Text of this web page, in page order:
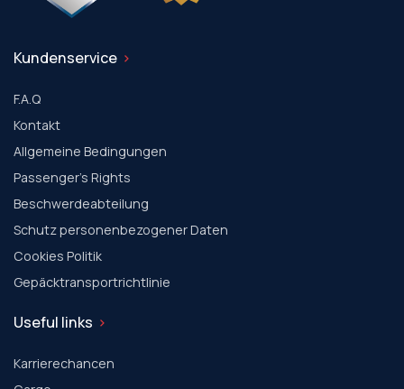
Kundenservice
F.A.Q
Kontakt
Allgemeine Bedingungen
Passenger's Rights
Beschwerdeabteilung
Schutz personenbezogener Daten
Cookies Politik
Gepäcktransportrichtlinie
Useful links
Karrierechancen